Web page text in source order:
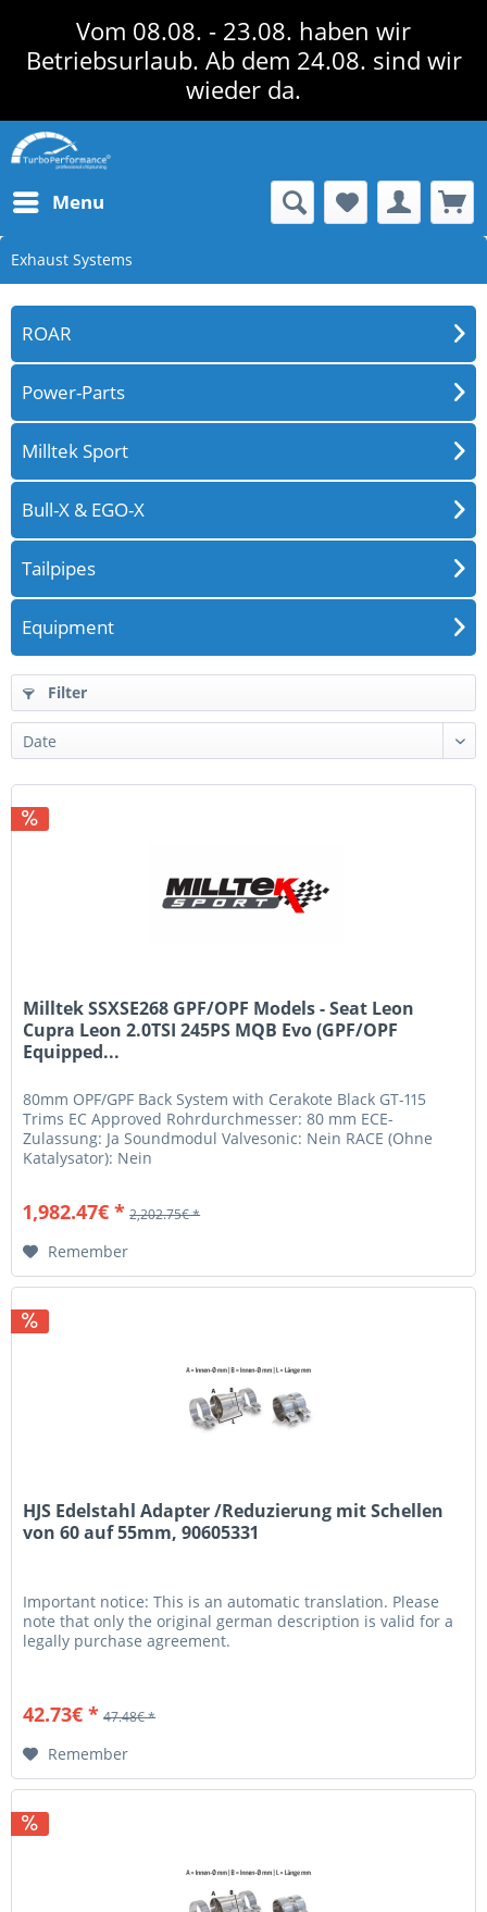
Vom 08.08. - 23.08. haben wir
Betriebsurlaub. Ab dem 24.08. sind wir
wieder da.
Menu
Exhaust Systems
ROAR
Power-Parts
Milltek Sport
Bull-X & EGO-X
Tailpipes
Equipment
Filter
Milltek SSXSE268 GPF/OPF Models - Seat Leon
Cupra Leon 2.0TSI 245PS MQB Evo (GPF/OPF
Equipped...
80mm OPF/GPF Back System with Cerakote Black GT-115
Trims EC Approved Rohrdurchmesser: 80 mm ECE-
Zulassung: Ja Soundmodul Valvesonic: Nein RACE (Ohne
Katalysator): Nein
1,982.47€ * 2,202.75€ *
Remember
HJS Edelstahl Adapter /Reduzierung mit Schellen
von 60 auf 55mm, 90605331
Important notice: This is an automatic translation. Please
note that only the original german description is valid for a
legally purchase agreement.
42.73€ * 47.48€ *
Remember